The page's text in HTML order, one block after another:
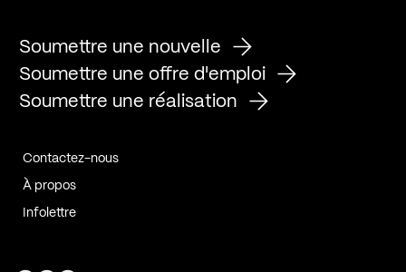
Soumettre une nouvelle
Soumettre une offre d'emploi
Soumettre une réalisation
Contactez-nous
À propos
Infolettre